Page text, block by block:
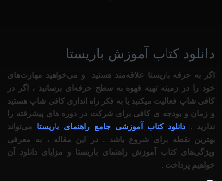
دانلود کتاب آموزش باریستا
اگر به حرفه باریستا علاقه‌مند هستید و می‌خواهید مهارت‌های
خود را در زمینه تهیه قهوه به سطح حرفه‌ای برسانید ، اگر در
کافی شاپ فعالیت میکنید یا به فکر راه اندازی کافی شاپ هستید
و زمان و بودجه ی کافی برای شرکت در دوره های پیشرفته را
ندارید . دانلود کتاب آموزشی جامع راهنمای باریستا می‌تواند
بهترین نقطه برای شروع باشد . در این مقاله ، به معرفی
ویژگی‌های کتاب آموزش راهنمای باریستا و مزایای دانلود آن
خواهیم پرداخت .